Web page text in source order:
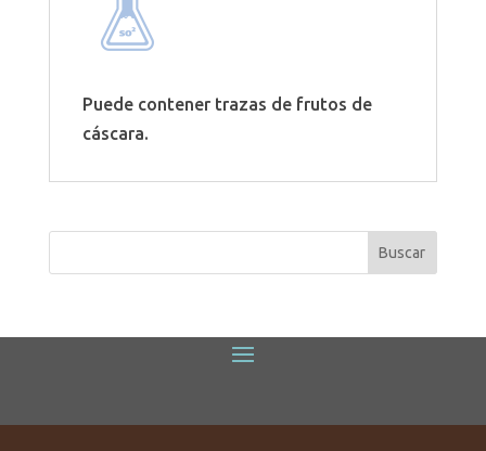
Puede contener trazas de frutos de
cáscara.